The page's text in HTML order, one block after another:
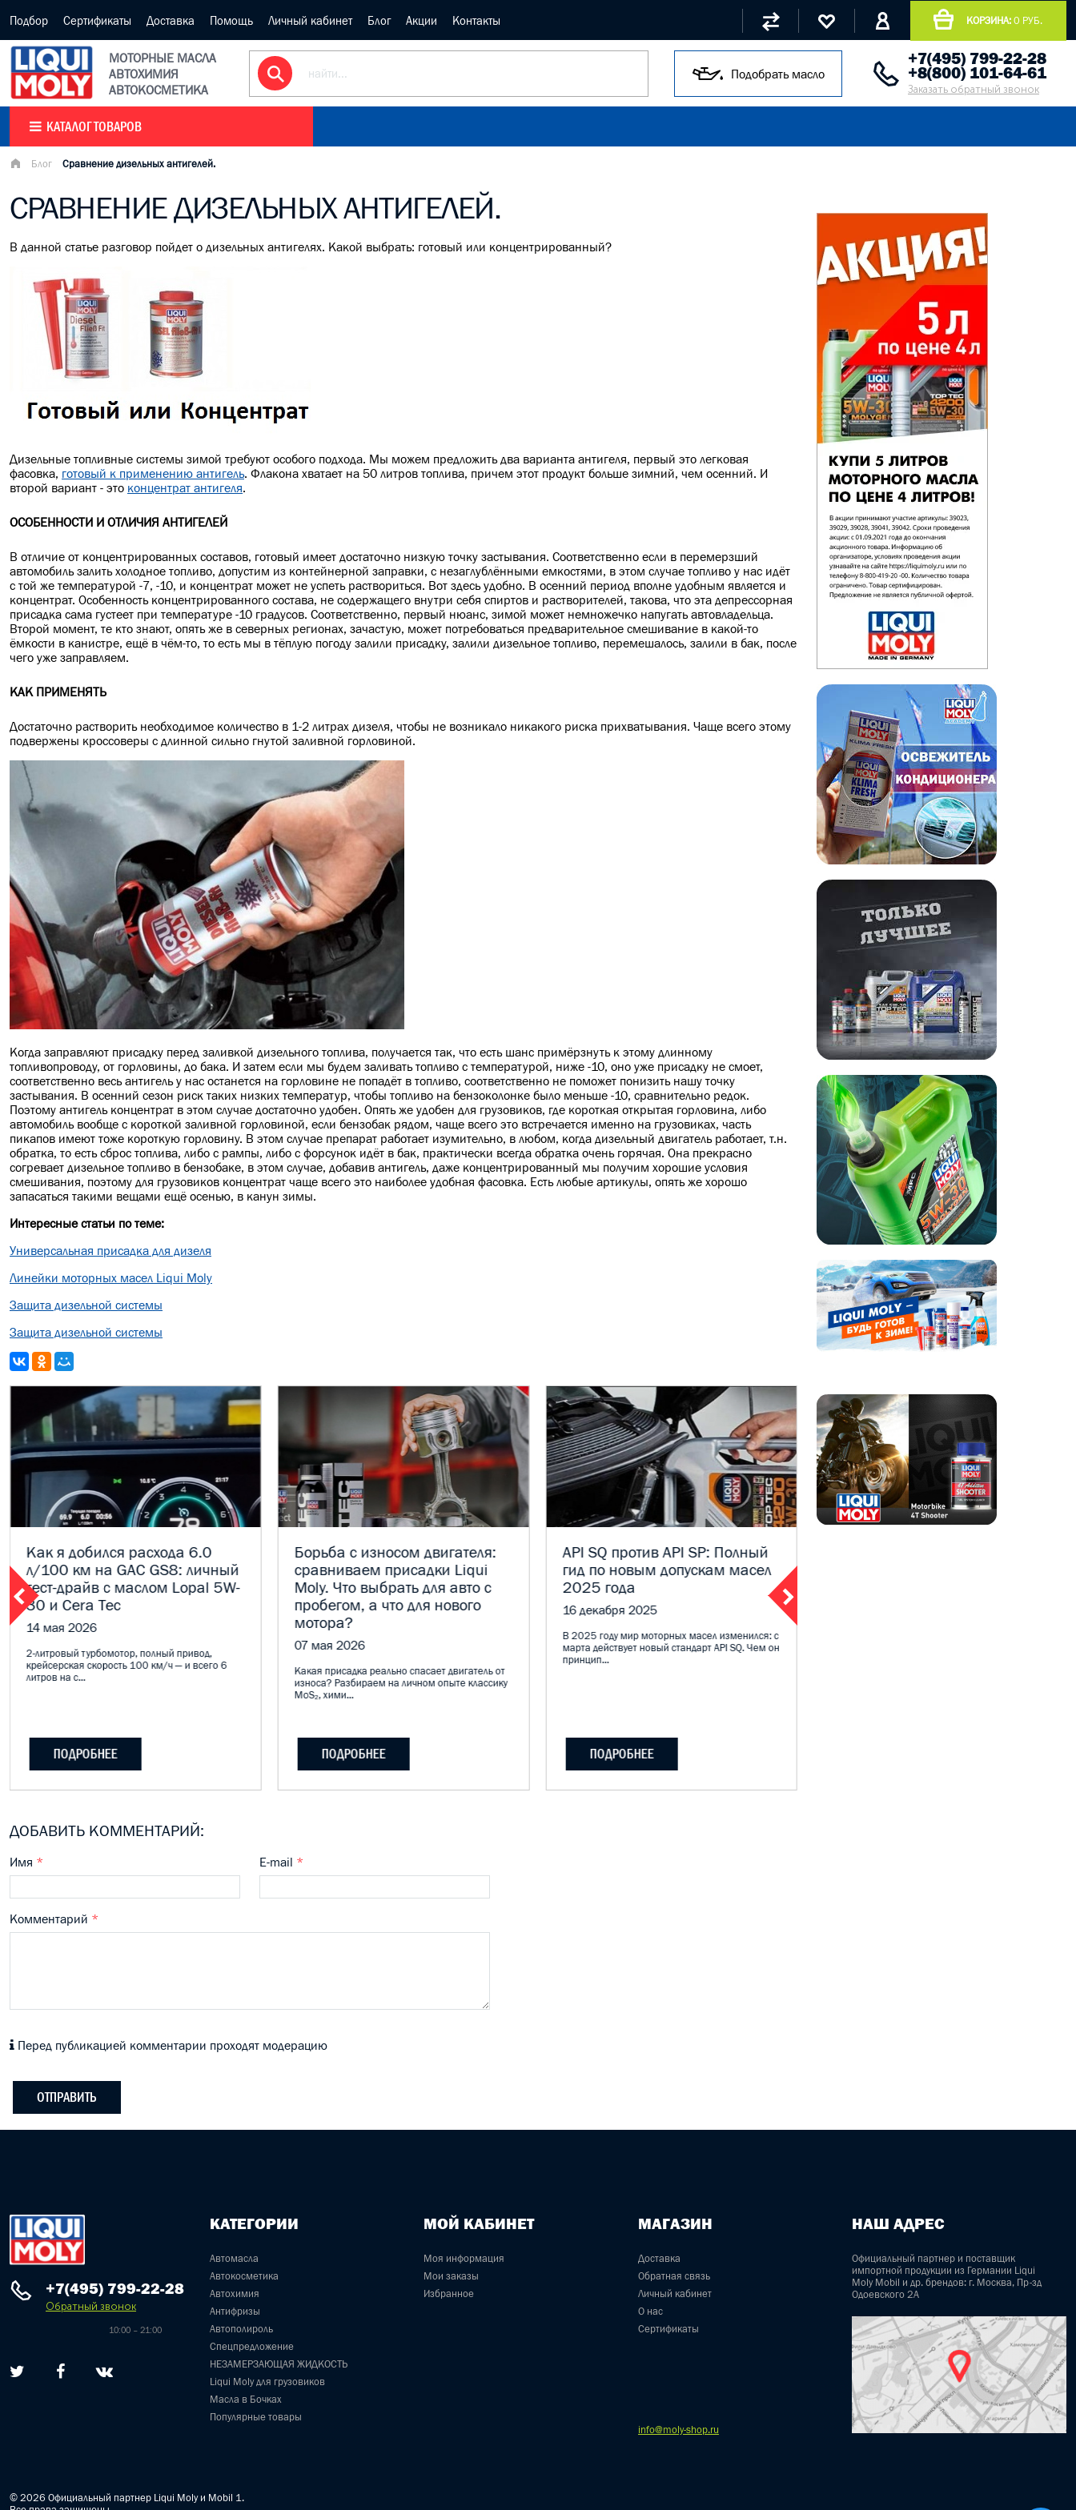
Подбор Сертификаты Доставка Помощь Личный кабинет Блог Акции Контакты КОРЗИНА: 0 РУБ.
МОТОРНЫЕ МАСЛА
АВТОХИМИЯ
АВТОКОСМЕТИКА
Подобрать масло
+7(495) 799-22-28
+8(800) 101-64-61
Заказать обратный звонок
КАТАЛОГ ТОВАРОВ
Блог Сравнение дизельных антигелей.
СРАВНЕНИЕ ДИЗЕЛЬНЫХ АНТИГЕЛЕЙ.
В данной статье разговор пойдет о дизельных антигелях. Какой выбрать: готовый или концентрированный?
Дизельные топливные системы зимой требуют особого подхода. Мы можем предложить два варианта антигеля, первый это легковая
фасовка, готовый к применению антигель. Флакона хватает на 50 литров топлива, причем этот продукт больше зимний, чем осенний. И
второй вариант - это концентрат антигеля.
ОСОБЕННОСТИ И ОТЛИЧИЯ АНТИГЕЛЕЙ
В отличие от концентрированных составов, готовый имеет достаточно низкую точку застывания. Соответственно если в перемерзший
автомобиль залить холодное топливо, допустим из контейнерной заправки, с незаглублёнными емкостями, в этом случае топливо у нас идёт
с той же температурой -7, -10, и концентрат может не успеть раствориться. Вот здесь удобно. В осенний период вполне удобным является и
концентрат. Особенность концентрированного состава, не содержащего внутри себя спиртов и растворителей, такова, что эта депрессорная
присадка сама густеет при температуре -10 градусов. Соответственно, первый нюанс, зимой может немножечко напугать автовладельца.
Второй момент, те кто знают, опять же в северных регионах, зачастую, может потребоваться предварительное смешивание в какой-то
ёмкости в канистре, ещё в чём-то, то есть мы в тёплую погоду залили присадку, залили дизельное топливо, перемешалось, залили в бак, после
чего уже заправляем.
КАК ПРИМЕНЯТЬ
Достаточно растворить необходимое количество в 1-2 литрах дизеля, чтобы не возникало никакого риска прихватывания. Чаще всего этому
подвержены кроссоверы с длинной сильно гнутой заливной горловиной.
Когда заправляют присадку перед заливкой дизельного топлива, получается так, что есть шанс примёрзнуть к этому длинному
топливопроводу, от горловины, до бака. И затем если мы будем заливать топливо с температурой, ниже -10, оно уже присадку не смоет,
соответственно весь антигель у нас останется на горловине не попадёт в топливо, соответственно не поможет понизить нашу точку
застывания. В осенний сезон риск таких низких температур, чтобы топливо на бензоколонке было меньше -10, сравнительно редок.
Поэтому антигель концентрат в этом случае достаточно удобен. Опять же удобен для грузовиков, где короткая открытая горловина, либо
автомобиль вообще с короткой заливной горловиной, если бензобак рядом, чаще всего это встречается именно на грузовиках, часть
пикапов имеют тоже короткую горловину. В этом случае препарат работает изумительно, в любом, когда дизельный двигатель работает, т.н.
обратка, то есть сброс топлива, либо с рампы, либо с форсунок идёт в бак, практически всегда обратка очень горячая. Она прекрасно
согревает дизельное топливо в бензобаке, в этом случае, добавив антигель, даже концентрированный мы получим хорошие условия
смешивания, поэтому для грузовиков концентрат чаще всего это наиболее удобная фасовка. Есть любые артикулы, опять же хорошо
запасаться такими вещами ещё осенью, в канун зимы.
Интересные статьи по теме:
Универсальная присадка для дизеля
Линейки моторных масел Liqui Moly
Защита дизельной системы
Защита дизельной системы
Как я добился расхода 6.0
л/100 км на GAC GS8: личный
тест-драйв с маслом Lopal 5W-
30 и Cera Tec
14 мая 2026
2-литровый турбомотор, полный привод,
крейсерская скорость 100 км/ч — и всего 6
литров на с...
ПОДРОБНЕЕ
Борьба с износом двигателя:
сравниваем присадки Liqui
Moly. Что выбрать для авто с
пробегом, а что для нового
мотора?
07 мая 2026
Какая присадка реально спасает двигатель от
износа? Разбираем на личном опыте классику
MoS₂, хими...
ПОДРОБНЕЕ
API SQ против API SP: Полный
гид по новым допускам масел
2025 года
16 декабря 2025
В 2025 году мир моторных масел изменился: с
марта действует новый стандарт API SQ. Чем он
принцип...
ПОДРОБНЕЕ
ДОБАВИТЬ КОММЕНТАРИЙ:
Имя * E-mail *
Комментарий *
Перед публикацией комментарии проходят модерацию
ОТПРАВИТЬ
+7(495) 799-22-28
Обратный звонок
10:00 – 21:00
КАТЕГОРИИ
Автомасла
Автокосметика
Автохимия
Антифризы
Автополироль
Спецпредложение
НЕЗАМЕРЗАЮЩАЯ ЖИДКОСТЬ
Liqui Moly для грузовиков
Масла в Бочках
Популярные товары
МОЙ КАБИНЕТ
Моя информация
Мои заказы
Избранное
МАГАЗИН
Доставка
Обратная связь
Личный кабинет
О нас
Сертификаты
НАШ АДРЕС
Официальный партнер и поставщик
импортной продукции из Германии Liqui
Moly Mobil и др. брендов: г. Москва, Пр-зд
Одоевского 2А
info@moly-shop.ru
© 2026 Официальный партнер Liqui Moly и Mobil 1.